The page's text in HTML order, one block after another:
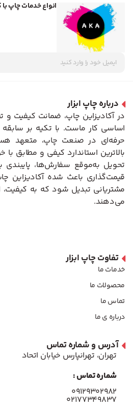
انواع خدمات چاپ با
درباره چاپ ابزار
در آکادیزاین چاپ، ضمانت کیفیت
اساسی کار ماست. با تکیه بر
حرفه‌ای در صنعت چاپ، متعهد
بالاترین استاندارد کیفی و مطابق
تحویل به‌موقع سفارش‌ها،
قیمت‌گذاری باعث شده آکادیزاین
مشتریانی تبدیل شود که به کیفیت،
می‌دهند.
تفاوت چاپ ابزار
خدمات ما
محصولات ما
تماس ما
درباره ی ما
آدرس و شماره تماس
تهران، تهرانپارس خیابان اتحاد
شماره تماس :
۰۹۱۲۹۳۰۲۹۸۲
۰۲۱۷۷۳۴۹۸۳۷